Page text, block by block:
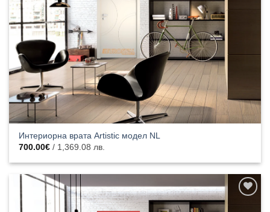
Интериорна врата Artistic модел NL
700.00€ / 1,369.08 лв.
Добавяне